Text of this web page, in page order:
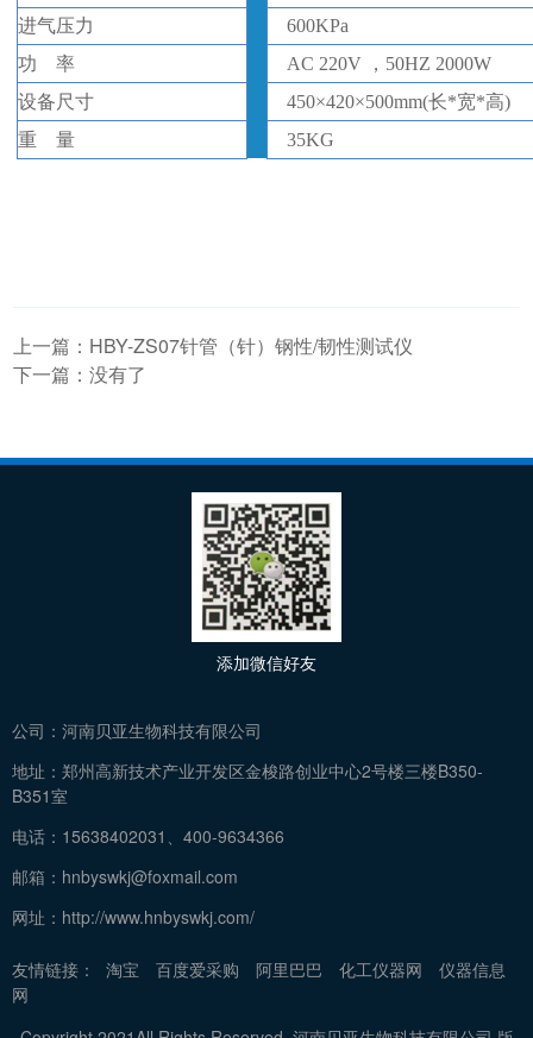
进气压力
600KPa
功
率 AC 220V ，50HZ 2000W
设备尺寸 450×420×500mm(长*宽*高)
重
量 35KG
上一篇： HBY-ZS07针管（针）钢性/韧性测试仪
下一篇：没有了
公司： 河南贝亚生物科技有限公司
地址： 郑州高新技术产业开发区金梭路创业中心2号楼三楼B350-
B351室
电话： 15638402031、400-9634366
邮箱： hnbyswkj@foxmail.com
网址： http://www.hnbyswkj.com/
添加微信好友
友情链接： 淘宝 百度爱采购 阿里巴巴 化工仪器网
仪器信息
网